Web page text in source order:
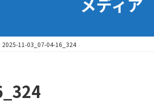
2025-11-03_07-04-16_324